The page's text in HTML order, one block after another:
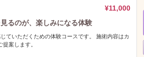
¥11,000
るのが、楽しみになる体験
ていただくための体験コースです。 施術内容はカ
案します。